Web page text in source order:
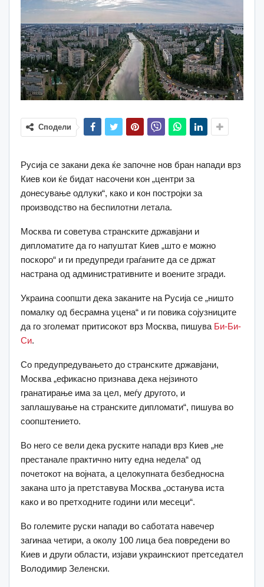
Сподели
Русија се закани дека ќе започне нов бран напади врз
Киев кои ќе бидат насочени кон „центри за
донесување одлуки“, како и кон постројки за
производство на беспилотни летала.
Москва ги советува странските државјани и
дипломатите да го напуштат Киев „што е можно
поскоро“ и ги предупреди граѓаните да се држат
настрана од административните и воените згради.
Украина соопшти дека заканите на Русија се „ништо
помалку од бесрамна уцена“ и ги повика сојузниците
да го зголемат притисокот врз Москва, пишува Би-Би-
Си.
Со предупредувањето до странските државјани,
Москва „ефикасно признава дека нејзиното
гранатирање има за цел, меѓу другото, и
заплашување на странските дипломати“, пишува во
соопштението.
Во него се вели дека руските напади врз Киев „не
престанале практично ниту една недела“ од
почетокот на војната, а целокупната безбедносна
закана што ја претставува Москва „останува иста
како и во претходните години или месеци“.
Во големите руски напади во саботата навечер
загинаа четири, а околу 100 лица беа повредени во
Киев и други области, изјави украинскиот претседател
Володимир Зеленски.